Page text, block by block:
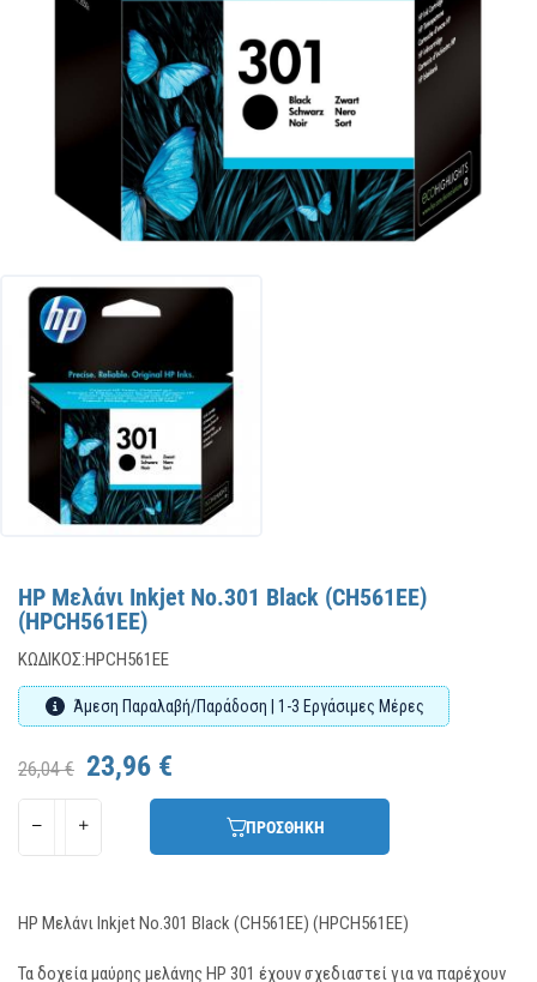
HP Μελάνι Inkjet No.301 Black (CH561EE)
(HPCH561EE)
ΚΩΔΙΚΌΣ:HPCH561EE
Άμεση Παραλαβή/Παράδοση | 1-3 Εργάσιμες Μέρες
26,04 € 23,96 €
ΠΡΟΣΘΗΚΗ
HP Μελάνι Inkjet No.301 Black (CH561EE) (HPCH561EE)
Τα δοχεία μαύρης μελάνης HP 301 έχουν σχεδιαστεί για να παρέχουν